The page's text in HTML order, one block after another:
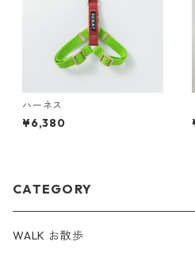
ハーネス
¥6,380
CATEGORY
WALK お散歩